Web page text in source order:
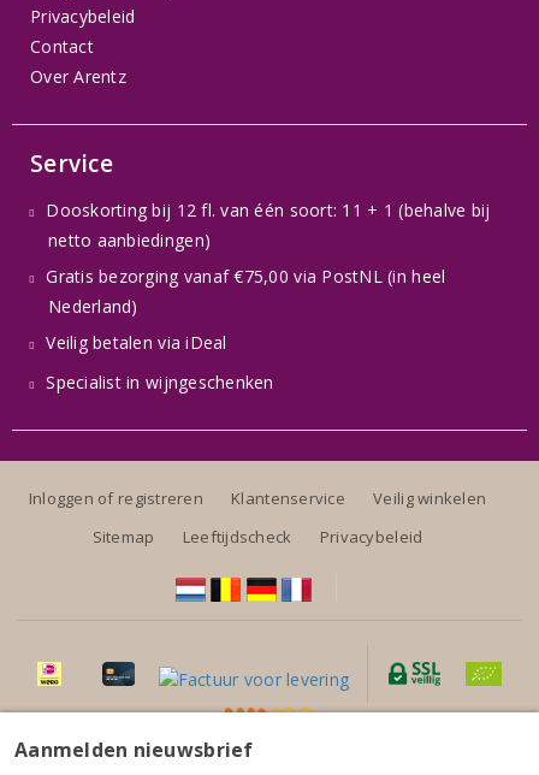
Privacybeleid
Contact
Over Arentz
Service
Dooskorting bij 12 fl. van één soort: 11 + 1 (behalve bij
netto aanbiedingen)
Gratis bezorging vanaf €75,00 via PostNL (in heel
Nederland)
Veilig betalen via iDeal
Specialist in wijngeschenken
Inloggen of registreren Klantenservice
Veilig winkelen
Sitemap
Leeftijdscheck Privacybeleid
Aanmelden nieuwsbrief